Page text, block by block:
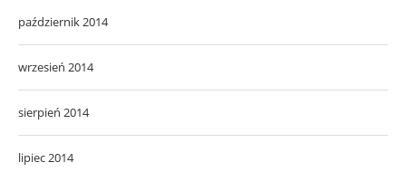
październik 2014
wrzesień 2014
sierpień 2014
lipiec 2014